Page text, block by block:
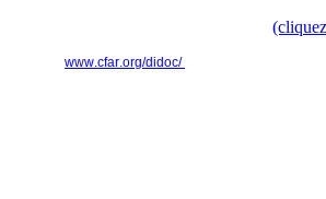
www.cfar.org/didoc/